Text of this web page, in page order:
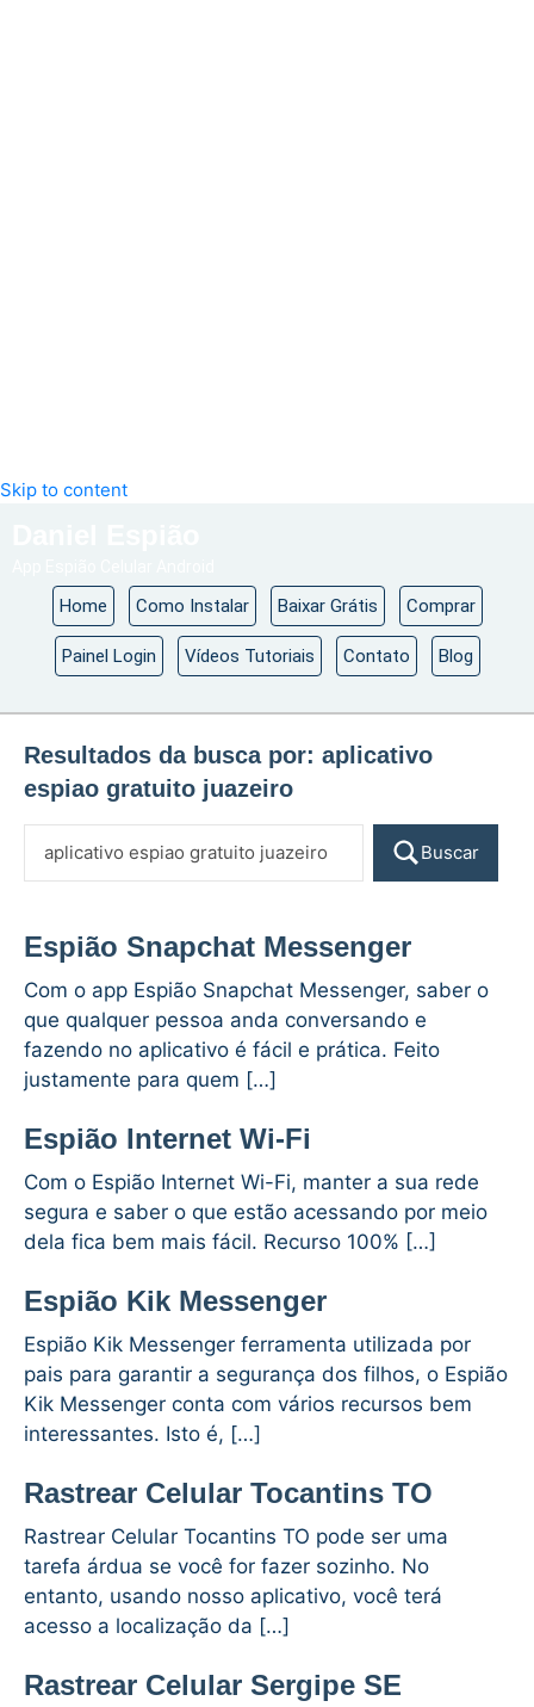
Skip to content
Home Como Instalar Baixar Grátis Comprar
Painel Login Vídeos Tutoriais Contato Blog
Resultados da busca por: aplicativo
espiao gratuito juazeiro
Buscar
Espião Snapchat Messenger
Com o app Espião Snapchat Messenger, saber o
que qualquer pessoa anda conversando e
fazendo no aplicativo é fácil e prática. Feito
justamente para quem […]
Espião Internet Wi-Fi
Com o Espião Internet Wi-Fi, manter a sua rede
segura e saber o que estão acessando por meio
dela fica bem mais fácil. Recurso 100% […]
Espião Kik Messenger
Espião Kik Messenger ferramenta utilizada por
pais para garantir a segurança dos filhos, o Espião
Kik Messenger conta com vários recursos bem
interessantes. Isto é, […]
Rastrear Celular Tocantins TO
Rastrear Celular Tocantins TO pode ser uma
tarefa árdua se você for fazer sozinho. No
entanto, usando nosso aplicativo, você terá
acesso a localização da […]
Rastrear Celular Sergipe SE